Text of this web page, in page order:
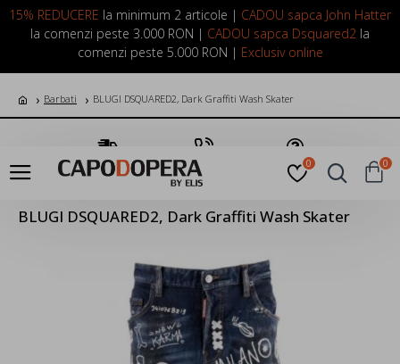
15% REDUCERE la minimum 2 articole | CADOU sapca John Hatter
la comenzi peste 3.000 RON | CADOU sapca Dsquared2 la
comenzi peste 5.000 RON | Exclusiv online
LOGIN INREGISTRARE
0 0
Barbati BLUGI DSQUARED2, Dark Graffiti Wash Skater
Transport Gratuit Suna Acum Pune o Intrebare
BLUGI DSQUARED2, Dark Graffiti Wash Skater